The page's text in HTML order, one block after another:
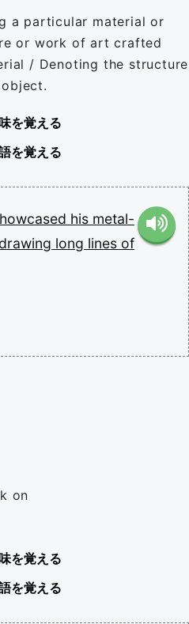
a particular material or
or work of art crafted
/ Denoting the structure
を覚える
を覚える
his metal-
drawing long lines of
on
を覚える
を覚える